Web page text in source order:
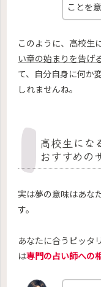
ことを
このように、高校生
い章の始まりを告げ
て、自分自身に何か
しれませんね。
高校生にな
おすすめの
実は夢の意味はあな
す。
あなたに合うピッタ
は専門の占い師への